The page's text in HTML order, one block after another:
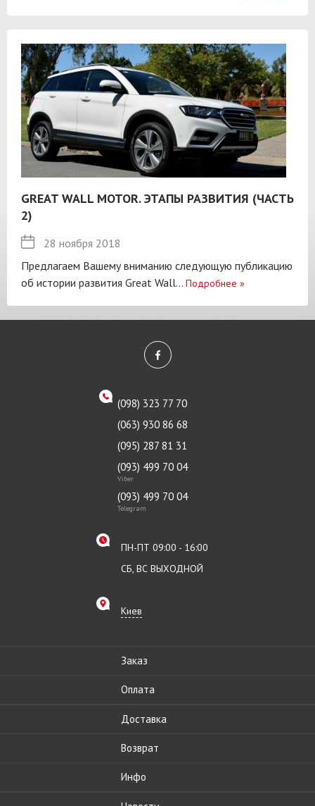
GREAT WALL MOTOR. ЭТАПЫ РАЗВИТИЯ (ЧАСТЬ
2)
28 ноября 2018
Предлагаем Вашему вниманию следующую публикацию
об истории развития Great Wall... Подробнее »
(098) 323 77 70
(063) 930 86 68
(095) 287 81 31
(093) 499 70 04
Viber
(093) 499 70 04
Telegram
ПН-ПТ 09:00 - 16:00
СБ, ВС ВЫХОДНОЙ
Киев
Заказ
Оплата
Доставка
Возврат
Инфо